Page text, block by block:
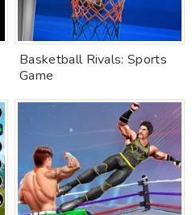
Basketball Rivals: Sports
Game